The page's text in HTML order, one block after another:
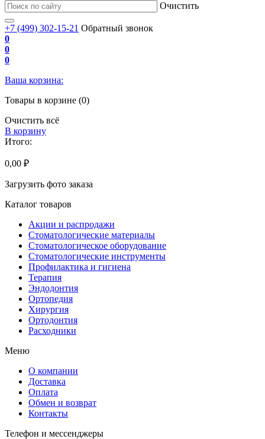
Очистить
+7 (499) 302-15-21 Обратный звонок
0
0
0
Ваша корзина:
Товары в корзине (0)
Очистить всё
В корзину
Итого:
0,00 ₽
Загрузить фото заказа
Каталог товаров
Акции и распродажи
Стоматологические материалы
Стоматологическое оборудование
Стоматологические инструменты
Профилактика и гигиена
Терапия
Эндодонтия
Ортопедия
Хирургия
Ортодонтия
Расходники
Меню
О компании
Доставка
Оплата
Обмен и возврат
Контакты
Телефон и мессенджеры